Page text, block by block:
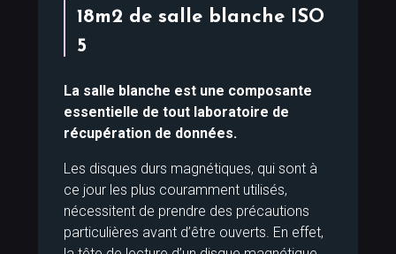
18m2 de salle blanche ISO
5
La salle blanche est une composante
essentielle de tout laboratoire de
récupération de données.
Les disques durs magnétiques, qui sont à
ce jour les plus couramment utilisés,
nécessitent de prendre des précautions
particulières avant d’être ouverts. En effet,